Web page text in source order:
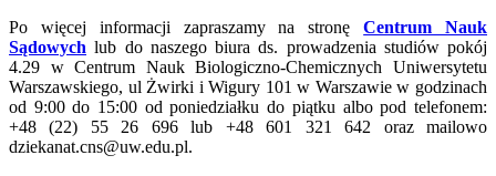
Po więcej informacji zapraszamy na stronęCentrum Nauk
Sądowych lub do naszego biura ds. prowadzenia studiów pokój
4.29 w Centrum Nauk Biologiczno-Chemicznych Uniwersytetu
Warszawskiego, ul Żwirki i Wigury 101 w Warszawie w godzinach
od 9:00 do 15:00 od poniedziałku do piątku albo pod telefonem:
+48 (22) 55 26 696 lub +48 601 321 642 oraz mailowo
dziekanat.cns@uw.edu.pl.